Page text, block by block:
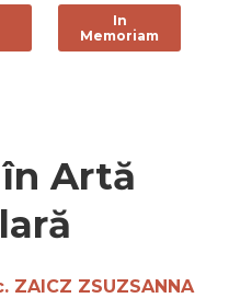
In
Memoriam
Artă
ZAICZ ZSUZSANNA